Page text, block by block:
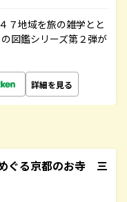
７地域を旅の雑学とと
図鑑シリーズ第２弾が
詳細を見る
ぐる京都のお寺 三